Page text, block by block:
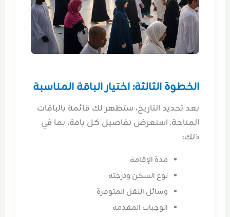
الخطوة الثالثة: اختيار الباقة المناسبة
بعد تحديد التاريخ، ستظهر لك قائمة بالباقات
المتاحة. استعرض تفاصيل كل باقة، بما في
ذلك:
مدة الإقامة
نوع السكن ودرجته
وسائل النقل المتوفرة
الوجبات المقدمة